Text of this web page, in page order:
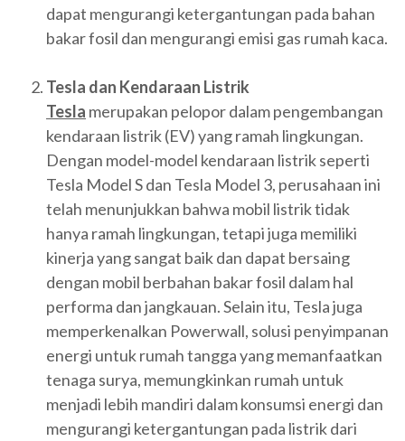
dapat mengurangi ketergantungan pada bahan
bakar fosil dan mengurangi emisi gas rumah kaca.
Tesla dan Kendaraan Listrik
Tesla merupakan pelopor dalam pengembangan
kendaraan listrik (EV) yang ramah lingkungan.
Dengan model-model kendaraan listrik seperti
Tesla Model S dan Tesla Model 3, perusahaan ini
telah menunjukkan bahwa mobil listrik tidak
hanya ramah lingkungan, tetapi juga memiliki
kinerja yang sangat baik dan dapat bersaing
dengan mobil berbahan bakar fosil dalam hal
performa dan jangkauan. Selain itu, Tesla juga
memperkenalkan Powerwall, solusi penyimpanan
energi untuk rumah tangga yang memanfaatkan
tenaga surya, memungkinkan rumah untuk
menjadi lebih mandiri dalam konsumsi energi dan
mengurangi ketergantungan pada listrik dari